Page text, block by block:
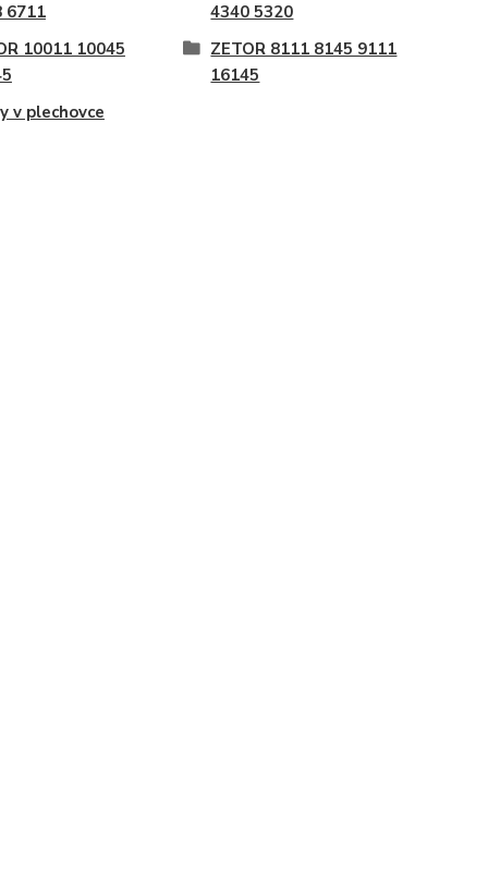
6711
4340 5320
10011 10045
ZETOR 8111 8145 9111
16145
v plechovce